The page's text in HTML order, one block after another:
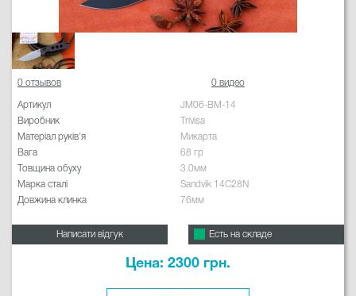
0 отзывов 0 видео
Артикул
JM06-BM-14
Виробник
Trivisa
Матеріал руків'я
Микарта
Вага
68 гр
Товщина обуху
3.0мм
Марка сталі
Sandvik 14C28N
Довжина клинка
76мм
Написати відгук Есть на складе
Цена: 2300 грн.